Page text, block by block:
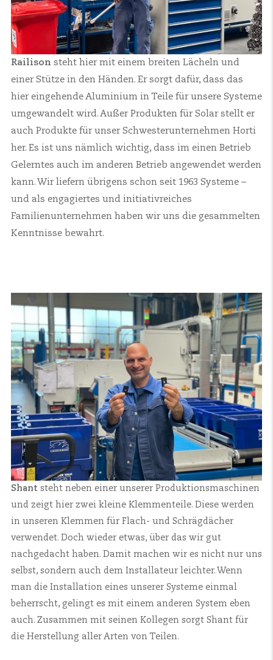
Railison steht hier mit einem breiten Lächeln und
einer Stütze in den Händen. Er sorgt dafür, dass das
hier eingehende Aluminium in Teile für unsere Systeme
umgewandelt wird. Außer Produkten für Solar stellt er
auch Produkte für unser Schwesterunternehmen Horti
her. Es ist uns nämlich wichtig, dass im einen Betrieb
Gelerntes auch im anderen Betrieb angewendet werden
kann. Wir liefern übrigens schon seit 1963 Systeme –
und als engagiertes und initiativreiches
Familienunternehmen haben wir uns die gesammelten
Kenntnisse bewahrt.
Shant steht neben einer unserer Produktionsmaschinen
und zeigt hier zwei kleine Klemmenteile. Diese werden
in unseren Klemmen für Flach- und Schrägdächer
verwendet. Doch wieder etwas, über das wir gut
nachgedacht haben. Damit machen wir es nicht nur uns
selbst, sondern auch dem Installateur leichter. Wenn
man die Installation eines unserer Systeme einmal
beherrscht, gelingt es mit einem anderen System eben
auch. Zusammen mit seinen Kollegen sorgt Shant für
die Herstellung aller Arten von Teilen.